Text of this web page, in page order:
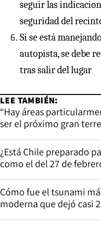
seguir las
seguridad del
Si se está
autopista, se debe
tras salir del lugar
LEE TAMBIÉN:
“Hay áreas
ser el próximo gran
¿Está Chile preparado
como el del 27 de
Cómo fue el tsunami
moderna que dejó casi